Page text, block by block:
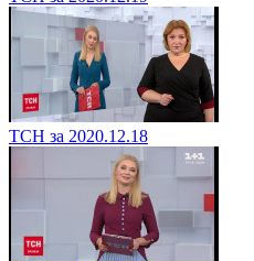
ТСН за 2020.12.18